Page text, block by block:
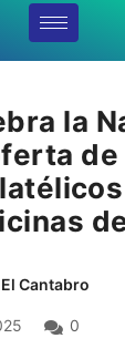
la
El Cantabro
0